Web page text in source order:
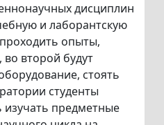
дисциплин
и лаборантскую
опыты,
второй будут
стоять
студенты
изучать предметные